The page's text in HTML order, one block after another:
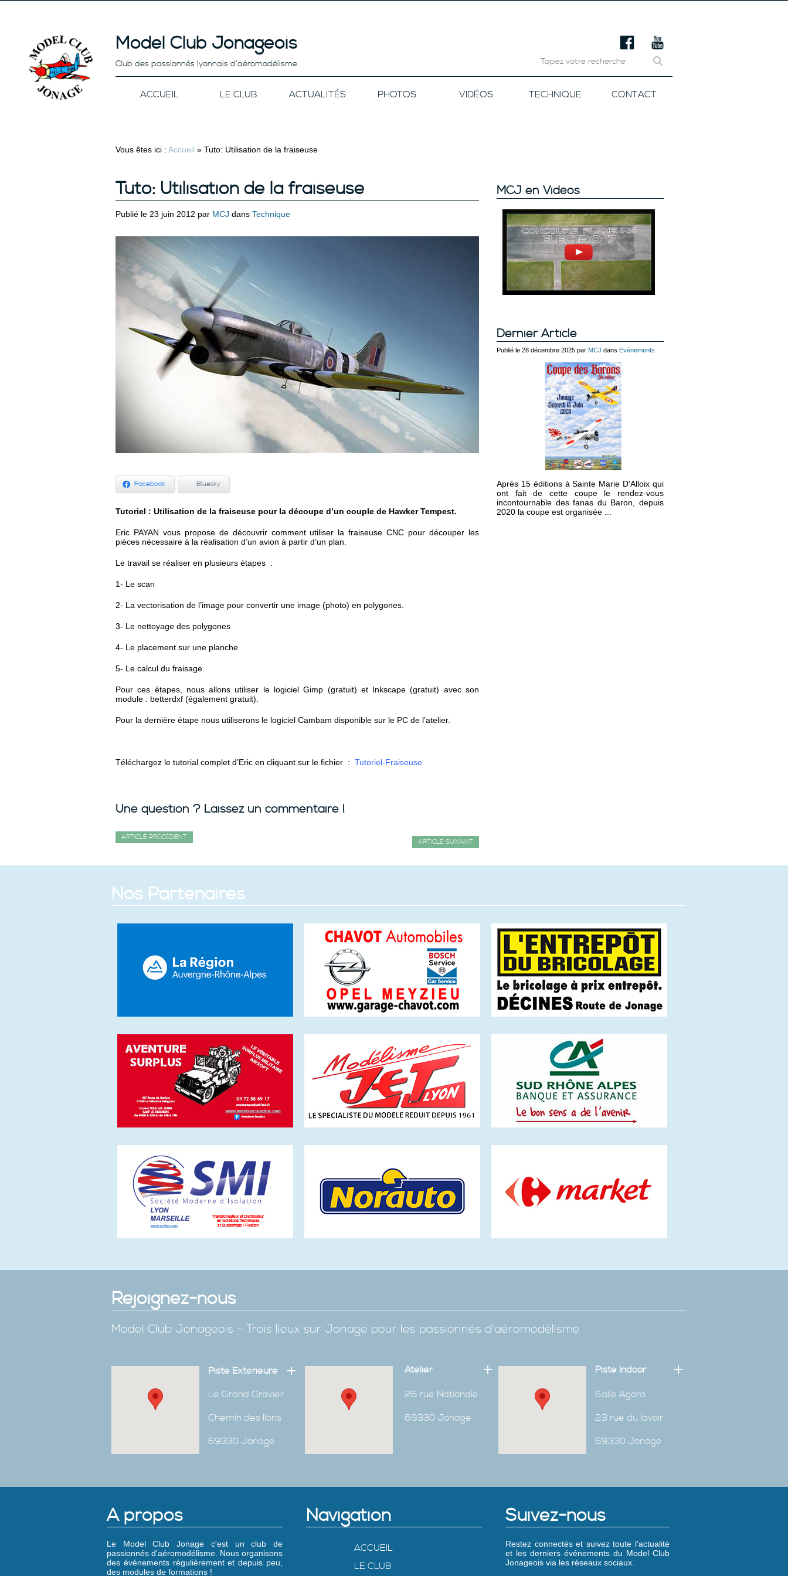
Model Club Jonageois
Club des passionnés lyonnais d’aéromodélisme
ACCUEIL LE CLUB ACTUALITÉS PHOTOS VIDÉOS TECHNIQUE CONTACT
Vous êtes ici : Accueil » Tuto: Utilisation de la fraiseuse
Tuto: Utilisation de la fraiseuse
Publié le 23 juin 2012 par MCJ dans Technique
Facebook Bluesky
Tutoriel : Utilisation de la fraiseuse pour la découpe d’un couple de Hawker Tempest.
Eric PAYAN vous propose de découvrir comment utiliser la fraiseuse CNC pour découper les
pièces nécessaire à la réalisation d’un avion à partir d’un plan.
Le travail se réaliser en plusieurs étapes :
1- Le scan
2- La vectorisation de l’image pour convertir une image (photo) en polygones.
3- Le nettoyage des polygones
4- Le placement sur une planche
5- Le calcul du fraisage.
Pour ces étapes, nous allons utiliser le logiciel Gimp (gratuit) et Inkscape (gratuit) avec son
module : betterdxf (également gratuit).
Pour la dernière étape nous utiliserons le logiciel Cambam disponible sur le PC de l’atelier.
Téléchargez le tutorial complet d’Eric en cliquant sur le fichier : Tutoriel-Fraiseuse
Une question ? Laissez un commentaire !
ARTICLE PRÉCÉDENT
ARTICLE SUIVANT
MCJ en Vidéos
Dernier Article
Publié le 28 décembre 2025 par MCJ dans Evénements
Après 15 éditions à Sainte Marie D'Alloix qui
ont fait de cette coupe le rendez-vous
incontournable des fanas du Baron, depuis
2020 la coupe est organisée ...
Nos Partenaires
Rejoignez-nous
Model Club Jonageois - Trois lieux sur Jonage pour les passionnés d'aéromodélisme
Piste Extérieure
Le Grand Gravier
Chemin des Ilons
69330 Jonage
Atelier
26 rue Nationale
69330 Jonage
Piste Indoor
Salle Agora
23 rue du lavoir
69330 Jonage
A propos
Le Model Club Jonage c'est un club de
passionnés d'aéromodélisme. Nous organisons
des événements régulièrement et depuis peu,
des modules de formations !
Navigation
ACCUEIL
LE CLUB
Suivez-nous
Restez connectés et suivez toute l'actualité
et les derniers événements du Model Club
Jonageois via les réseaux sociaux.